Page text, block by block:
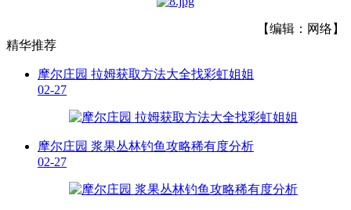
【编辑：网络】
精华推荐
摩尔庄园 拉姆获取方法大全找彩虹姐姐
02-27
摩尔庄园 浆果丛林钓鱼攻略稀有度分析
02-27